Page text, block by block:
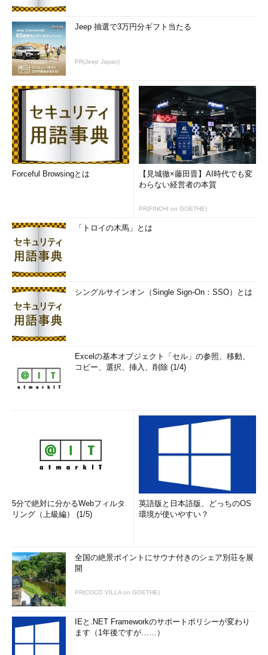
るかを確認します。例えばHTTPサー
ビスの稼働監視を例に取ると、一定の
れるか、表示された内容に改ざんされ
た形跡はないかなどを確認します。
プロセスの稼働監視は、任意のプロ
セスが正しい個数で、正しく稼働して
いるかを確認します。
２．トラフィック監視
ネットワークのトラフィックの流量
を確認したり、スループットなどを計
のトラフィックが発生するのかをデー
タとして蓄積できます。この数値デー
タを基準にして、トラフィック流量の
監視の閾値を決定し、閾値を著しく上
回る、あるいは著しく下回る結果が確
認された場合、何らかのトラブルが発
定して対処します。
３．システムリソース監視
には、システムに何らかの障害が発生
したと考えるのが普通です。
また、通常の状態であっても、HDD
などのストレージデバイスの使用量
は、大量のデータの損失を招くことが
れば、HDDを増設するなどの処置が必
要になります。
CPUやメモリの使用量はシステムパ
フォーマンスに影響します。常に限界
まで使用されてシステムのパフォーマ
ンスが低下しているようであれば、シ
Jeep 抽選で3万円分ギフト当たる
PR(Jeep Japan)
Forceful Browsingとは
【見城徹×藤田晋】AI時代でも変
わらない経営者の本質
PR(FINCHI on GOETHE)
「トロイの木馬」とは
シングルサインオン（Single Sign-On：SSO）とは
Excelの基本オブジェクト「セル」の参照、移動、
コピー、選択、挿入、削除 (1/4)
5分で絶対に分かるWebフィルタ
リング（上級編） (1/5)
英語版と日本語版、どっちのOS
環境が使いやすい？
全国の絶景ポイントにサウナ付きのシェア別荘を展
開
PR(COCO VILLA on GOETHE)
IEと.NET Frameworkのサポートポリシーが変わり
ます（1年後ですが……）